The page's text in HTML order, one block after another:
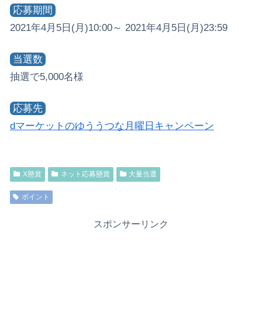
応募期間
2021年4月5日(月)10:00～ 2021年4月5日(月)23:59
当選数
抽選で5,000名様
応募先
dマーケットのゆううつな月曜日キャンペーン
X懸賞 ネット応募懸賞 大量当選
ポイント
スポンサーリンク